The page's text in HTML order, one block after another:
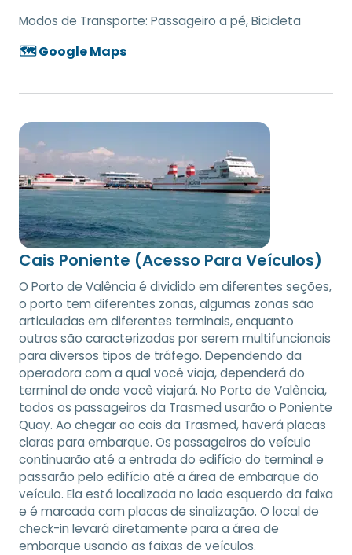
Modos de Transporte: Passageiro a pé, Bicicleta
🗺️ Google Maps
Cais Poniente (Acesso Para Veículos)
O Porto de Valência é dividido em diferentes seções,
o porto tem diferentes zonas, algumas zonas são
articuladas em diferentes terminais, enquanto
outras são caracterizadas por serem multifuncionais
para diversos tipos de tráfego. Dependendo da
operadora com a qual você viaja, dependerá do
terminal de onde você viajará. No Porto de Valência,
todos os passageiros da Trasmed usarão o Poniente
Quay. Ao chegar ao cais da Trasmed, haverá placas
claras para embarque. Os passageiros do veículo
continuarão até a entrada do edifício do terminal e
passarão pelo edifício até a área de embarque do
veículo. Ela está localizada no lado esquerdo da faixa
e é marcada com placas de sinalização. O local de
check-in levará diretamente para a área de
embarque usando as faixas de veículos.